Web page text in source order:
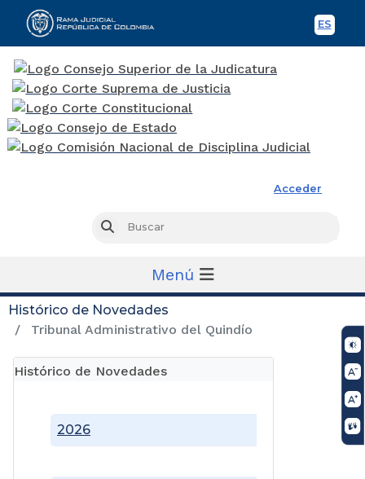
ES
Acceder
Buscar
Menú
Histórico de Novedades
Tribunal Administrativo del Quindío
Histórico de Novedades
2026